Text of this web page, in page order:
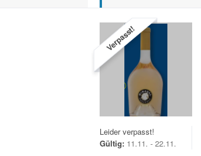
Verpasst!
Leider verpasst!
Gültig: 11.11. - 22.11.